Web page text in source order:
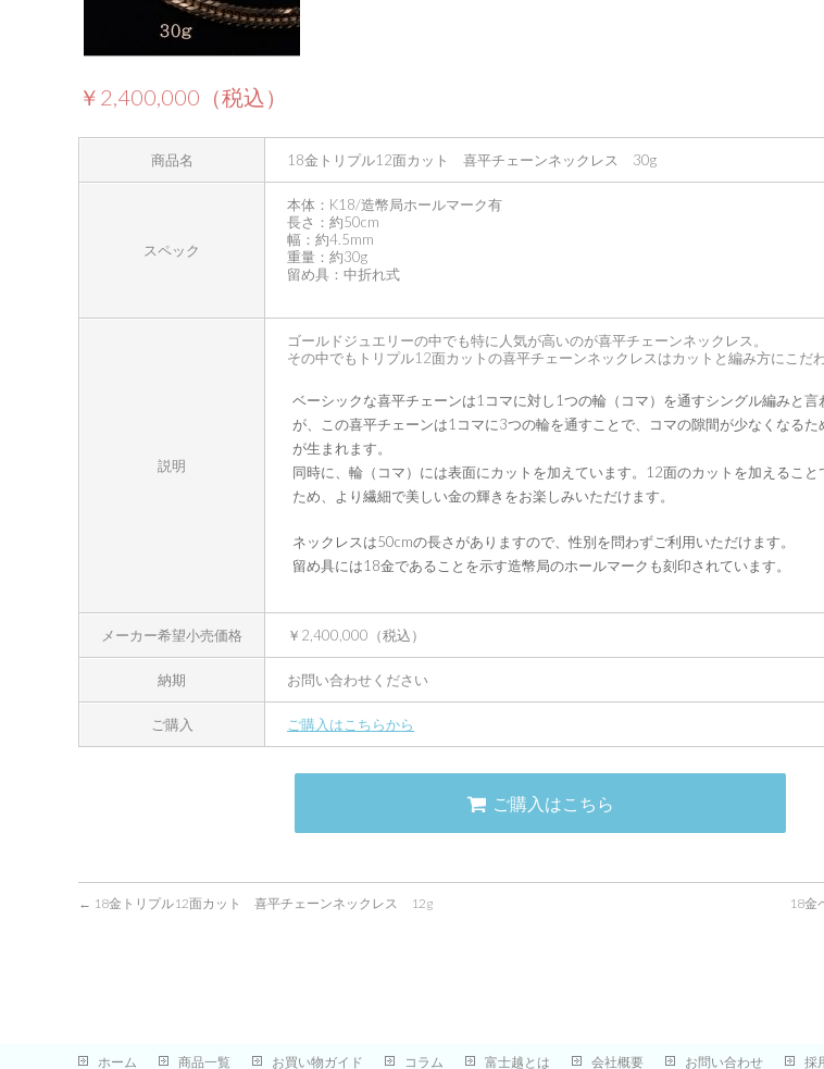
￥2,400,000（税込）
商品名 18金トリプル12面カット 喜平チェーンネックレス 30g
スペック
本体：K18/造幣局ホールマーク有
長さ：約50cm
幅：約4.5mm
重量：約30g
留め具：中折れ式
説明
ゴールドジュエリーの中でも特に人気が高いのが喜平チェーンネックレス。
その中でもトリプル12面カットの喜平チェーンネックレスはカットと編み方にこだ
ベーシックな喜平チェーンは1コマに対し1つの輪（コマ）を通すシングル編みと言
が、この喜平チェーンは1コマに3つの輪を通すことで、コマの隙間が少なくなる
が生まれます。
同時に、輪（コマ）には表面にカットを加えています。12面のカットを加えること
ため、より繊細で美しい金の輝きをお楽しみいただけます。
ネックレスは50cmの長さがありますので、性別を問わずご利用いただけます。
留め具には18金であることを示す造幣局のホールマークも刻印されています。
メーカー希望小売価格 ￥2,400,000（税込）
納期 お問い合わせください
ご購入 ご購入はこちらから
ご購入はこちら
← 18金トリプル12面カット 喜平チェーンネックレス 12g 18金
ホーム 商品一覧 お買い物ガイド コラム 富士越とは 会社概要 お問い合わせ 採